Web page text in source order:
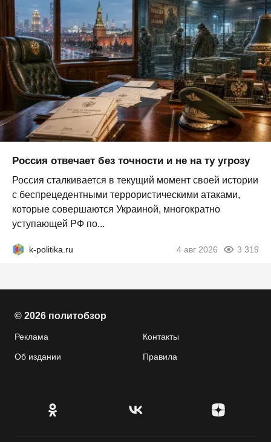
Россия отвечает без точности и не на ту угрозу
Россия сталкивается в текущий момент своей истории
с беспрецедентными террористическими атаками,
которые совершаются Украиной, многократно
уступающей РФ по...
k-politika.ru 4 авг 2026 3 319
© 2026 политобзор
Реклама Контакты
Об издании Правила